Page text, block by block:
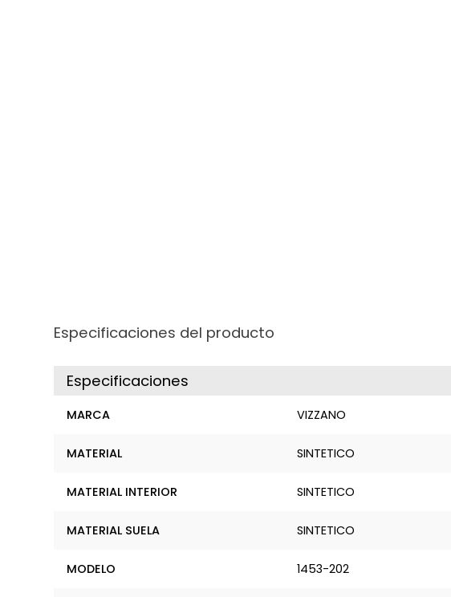
Especificaciones del producto
Especificaciones
MARCA VIZZANO
MATERIAL SINTETICO
MATERIAL INTERIOR SINTETICO
MATERIAL SUELA SINTETICO
MODELO 1453-202